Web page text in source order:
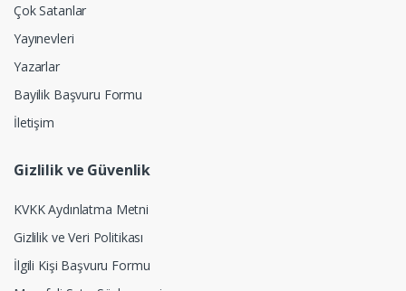
Çok Satanlar
Yayınevleri
Yazarlar
Bayilik Başvuru Formu
İletişim
Gizlilik ve Güvenlik
KVKK Aydınlatma Metni
Gizlilik ve Veri Politikası
İlgili Kişi Başvuru Formu